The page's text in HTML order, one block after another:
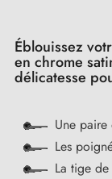
Éblouissez
en chrome
délicatesse
Une
Les
La tige